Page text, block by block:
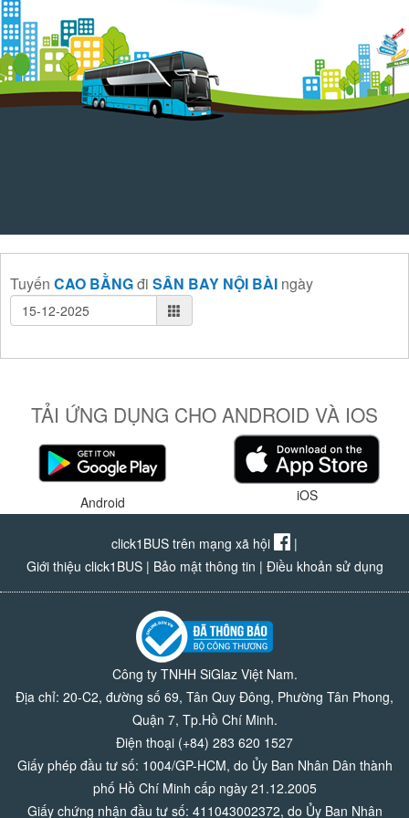
Tuyến CAO BẰNGđi SÂN BAY NỘI BÀI ngày
TẢI ỨNG DỤNG CHO ANDROID VÀ IOS
Android iOS
click1BUS trên mạng xã hội
|
Giới thiệu click1BUS| Bảo mật thông tin | Điều khoản sử dụng
Công ty TNHH SiGlaz Việt Nam.
Địa chỉ: 20-C2, đường số 69, Tân Quy Đông, Phường Tân Phong,
Quận 7, Tp.Hồ Chí Minh.
Điện thoại (+84) 283 620 1527
Giấy phép đầu tư số: 1004/GP-HCM, do Ủy Ban Nhân Dân thành
phố Hồ Chí Minh cấp ngày 21.12.2005
Giấy chứng nhận đầu tư số: 411043002372, do Ủy Ban Nhân